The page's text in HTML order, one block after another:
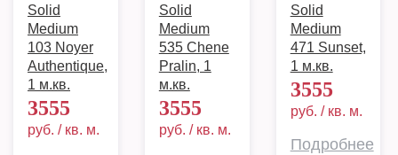
Solid
Medium
103 Noyer
Authentique,
1 м.кв.
3555
руб. / кв. м.
Solid
Medium
535 Chene
Pralin, 1
м.кв.
3555
руб. / кв. м.
Solid
Medium
471 Sunset,
1 м.кв.
3555
руб. / кв. м.
Подробнее